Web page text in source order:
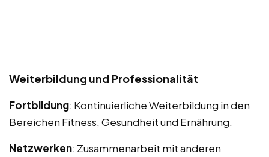
Weiterbildung und Professionalität
Fortbildung: Kontinuierliche Weiterbildung in den
Bereichen Fitness, Gesundheit und Ernährung.
Netzwerken: Zusammenarbeit mit anderen